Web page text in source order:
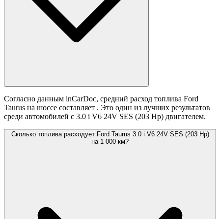
Согласно данным inCarDoc, средний расход топлива Ford
Taurus на шоссе составляет . Это один из лучших результатов
среди автомобилей с 3.0 i V6 24V SES (203 Hp) двигателем.
Сколько топлива расходует Ford Taurus 3.0 i V6 24V SES (203 Hp)
на 1 000 км?